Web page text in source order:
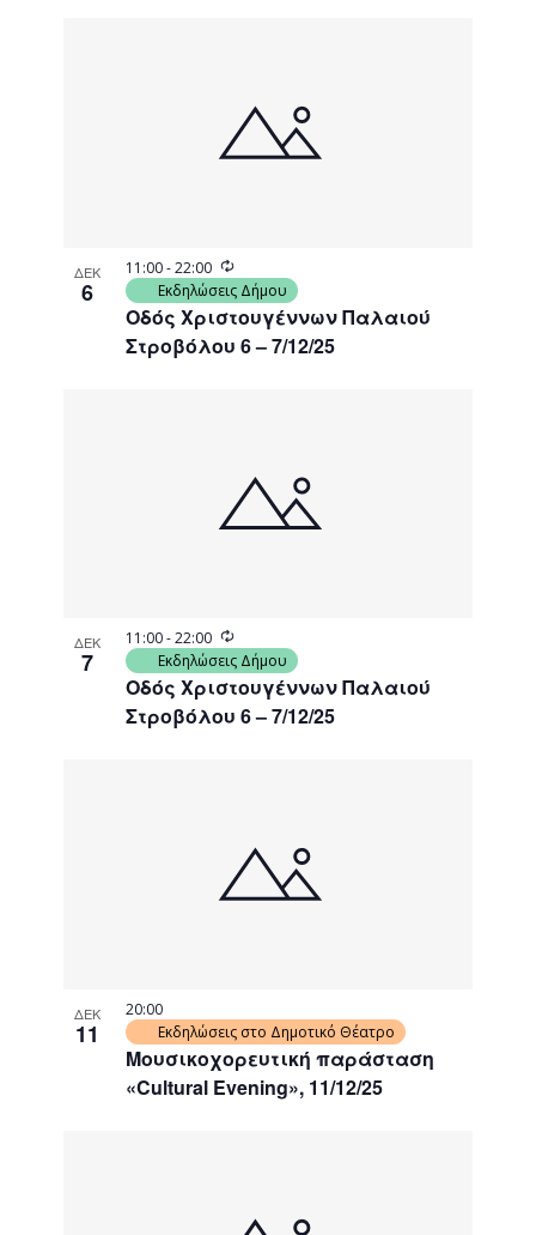
ΔΕΚ
6
Οδός Χριστουγέννων Παλαιού
Στροβόλου 6 – 7/12/25
11:00-22:00
Recurring
Εκδηλώσεις Δήμου
ΔΕΚ
7
Οδός Χριστουγέννων Παλαιού
Στροβόλου 6 – 7/12/25
11:00-22:00
Recurring
Εκδηλώσεις Δήμου
ΔΕΚ
11
Μουσικοχορευτική παράσταση
«Cultural Evening», 11/12/25
20:00
Εκδηλώσεις στο Δημοτικό Θέατρο